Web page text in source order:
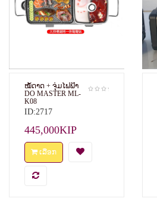
ໝໍ້ດາດ + ຈຸ່ມ​ໄຟຟ້າ
DO MASTER ML-
K08
ID:2717
445,000KIP
ເລືອກ